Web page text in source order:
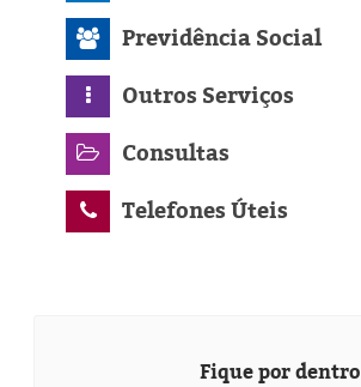
Previdência Social
Outros Serviços
Consultas
Telefones Úteis
Fique por dentro